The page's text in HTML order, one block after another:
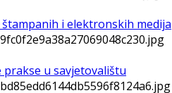
i elektronskih medija
prakse u savjetovalištu